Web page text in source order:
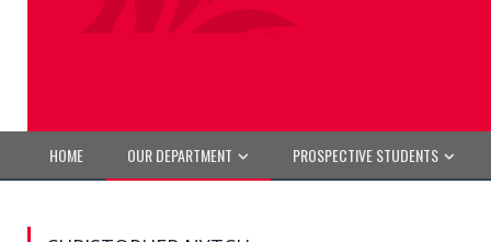
HOME OUR DEPARTMENT PROSPECTIVE STUDENTS